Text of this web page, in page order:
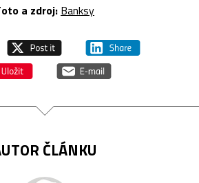
a zdroj: Banksy
ČLÁNKU